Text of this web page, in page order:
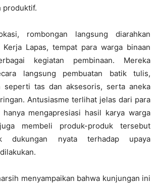
produktif.
rombongan langsung diarahkan
Lapas, tempat para warga binaan
kegiatan pembinaan. Mereka
langsung pembuatan batik tulis,
seperti tas dan aksesoris, serta aneka
Antusiasme terlihat jelas dari para
mengapresiasi hasil karya warga
membeli produk-produk tersebut
dukungan nyata terhadap upaya
menyampaikan bahwa kunjungan ini